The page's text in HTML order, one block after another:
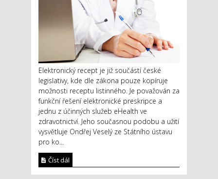
Elektronický recept je již součástí české
legislativy, kde dle zákona pouze kopíruje
možnosti receptu listinného. Je považován za
funkční řešení elektronické preskripce a
jednu z účinných služeb eHealth ve
zdravotnictví. Jeho současnou podobu a užití
vysvětluje Ondřej Veselý ze Státního ústavu
pro ko...
Číst dál